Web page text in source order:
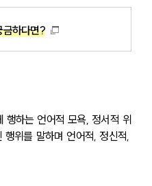
금하다면?
행하는 언어적 모욕, 정서적 위
위를 말하며 언어적, 정신적,